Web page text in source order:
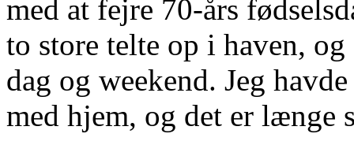
med at fejre 70-års
to store telte op i haven,
dag og weekend. Jeg
med hjem, og det er længe